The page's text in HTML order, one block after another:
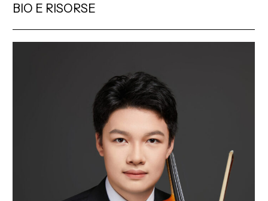
BIO E RISORSE